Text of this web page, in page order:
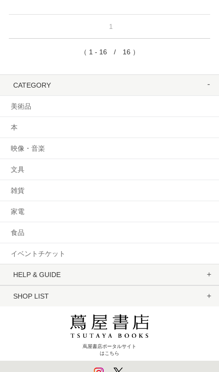
1
（ 1 - 16 / 16 ）
CATEGORY
美術品
本
映像・音楽
文具
雑貨
家電
食品
イベントチケット
HELP & GUIDE
SHOP LIST
蔦屋書店ポータルサイト
はこちら